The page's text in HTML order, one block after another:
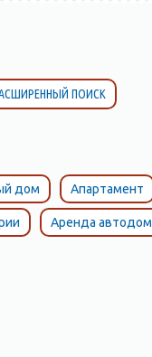
ПОИСК
дом Апартамент
Аренда автодом